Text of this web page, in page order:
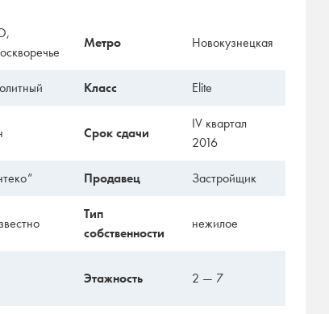
Метро Новокузнецкая
Класс Elite
Срок сдачи
IV квартал
2016
Продавец Застройщик
Тип
собственности
нежилое
Этажность 2 — 7